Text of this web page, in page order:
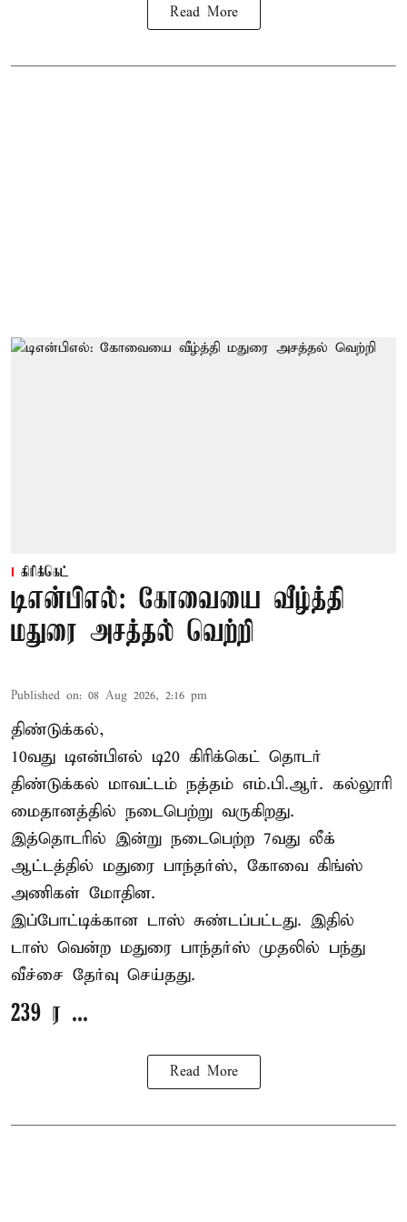
Read More
கிரிக்கெட்
டிஎன்பிஎல்: கோவையை வீழ்த்தி
மதுரை அசத்தல் வெற்றி
Published on: 08 Aug 2026, 2:16 pm
திண்டுக்கல்,
10வது டிஎன்பிஎல் டி20 கிரிக்கெட் தொடர்
திண்டுக்கல் மாவட்டம் நத்தம் எம்.பி.ஆர். கல்லூரி
மைதானத்தில் நடைபெற்று வருகிறது.
இத்தொடரில் இன்று நடைபெற்ற 7வது லீக்
ஆட்டத்தில் மதுரை பாந்தர்ஸ், கோவை கிங்ஸ்
அணிகள் மோதின.
இப்போட்டிக்கான டாஸ் சுண்டப்பட்டது. இதில்
டாஸ் வென்ற மதுரை பாந்தர்ஸ் முதலில் பந்து
வீச்சை தேர்வு செய்தது.
239 ர ...
Read More